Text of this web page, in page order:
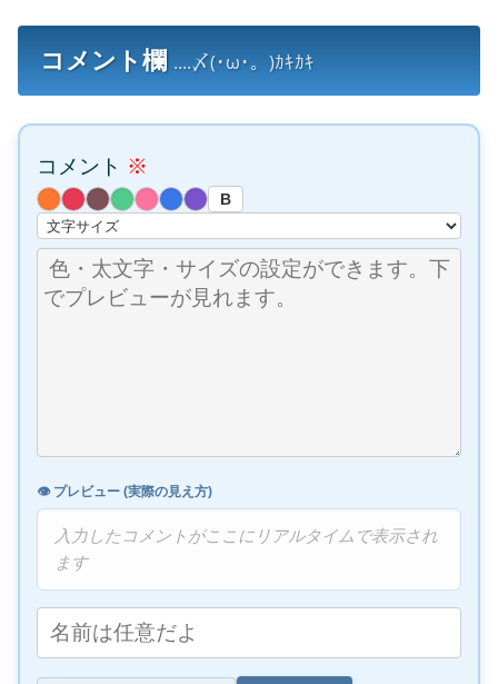
コメント欄 ....〆(･ω･。)ｶｷｶｷ
コメント ※
B
👁️ プレビュー (実際の見え方)
入力したコメントがここにリアルタイムで表示され
ます